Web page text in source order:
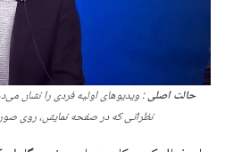
حالت اصلی: ویدیوهای اولیه فردی را نشان
نظراتی که در صفحه نمایش، روی